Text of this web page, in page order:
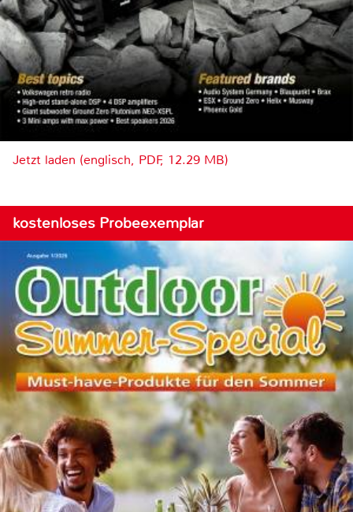
Jetzt laden (englisch, PDF, 12.29 MB)
kostenloses Probeexemplar